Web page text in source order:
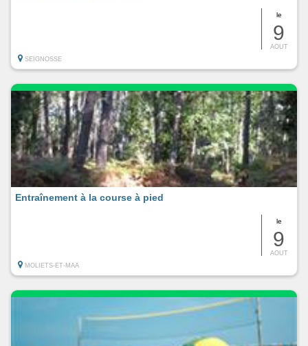
le
9
AOUT
SEIGNOSSE
le
9
AOUT
Entraînement à la course à pied
MOLIETS-ET-MAA